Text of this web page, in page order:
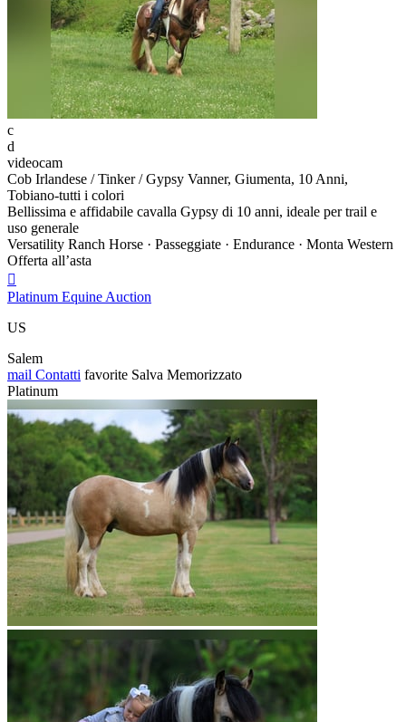
c
d
videocam
Cob Irlandese / Tinker / Gypsy Vanner, Giumenta, 10 Anni,
Tobiano-tutti i colori
Bellissima e affidabile cavalla Gypsy di 10 anni, ideale per trail e
uso generale
Versatility Ranch Horse · Passeggiate · Endurance · Monta Western
Offerta all’asta

Platinum Equine Auction
US
Salem
mail Contatti favorite Salva Memorizzato
Platinum